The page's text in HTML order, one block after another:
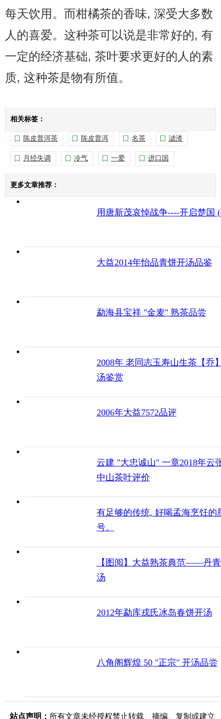
每天饮用。而柑橘茶的香味, 深受大多数
人的喜爱。这种茶可以说是非常好的, 有
一定的经济基础, 茶叶要求更好的人的素
质, 这种茶是物有所值。
相关标签：
陈皮普洱茶 陈皮普洱 名茶 滤渣
月经失调 冷气 一爱 进口国
更多文章推荐：
用唐新茂哀悼战争----开启楚国
大益2014年怡品青饼开汤品鉴
勐海县宝祥 "金麦" 熟茶品尝
2008年 老同志玉寿山生茶【乔
汤鉴赏
2006年大益7572品评
云建 "大忠诚山" 一章2018年云
中山茶叶评价
有足够的传统, 好喝孟海烹饪的
号。
【图阅】大益熟茶典范——丹
汤
2012年勐库戎氏冰岛春饼开汤
八角阁辉煌 50 "正宗" 开汤品尝
站点声明： 所有文章未经授权禁止转载、摘编、复制或建立